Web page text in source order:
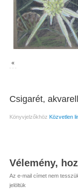
«
Csigarét,
Könyvjelzőkhöz Közvetlen
Vélemény,
Az e-mail címet nem
jelöltük